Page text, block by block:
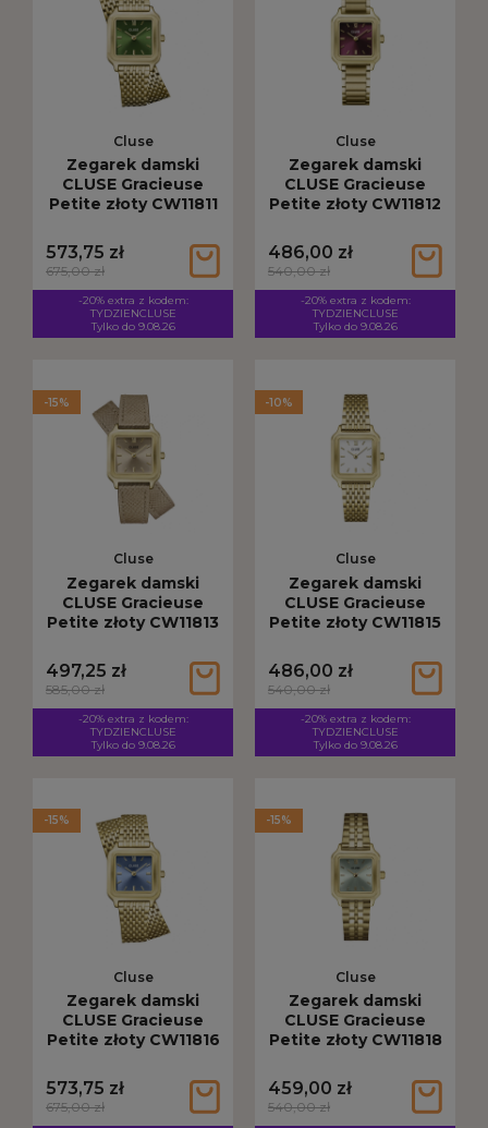
Cluse
Zegarek damski
CLUSE Gracieuse
Petite złoty CW11811
573,75 zł
675,00 zł
-20% extra z kodem:
TYDZIENCLUSE
Tylko do 9.08.26
Cluse
Zegarek damski
CLUSE Gracieuse
Petite złoty CW11812
486,00 zł
540,00 zł
-20% extra z kodem:
TYDZIENCLUSE
Tylko do 9.08.26
Cluse
Zegarek damski
CLUSE Gracieuse
Petite złoty CW11813
497,25 zł
585,00 zł
-20% extra z kodem:
TYDZIENCLUSE
Tylko do 9.08.26
-15%
Cluse
Zegarek damski
CLUSE Gracieuse
Petite złoty CW11815
486,00 zł
540,00 zł
-20% extra z kodem:
TYDZIENCLUSE
Tylko do 9.08.26
-10%
Cluse
Zegarek damski
CLUSE Gracieuse
Petite złoty CW11816
573,75 zł
675,00 zł
-15%
Cluse
Zegarek damski
CLUSE Gracieuse
Petite złoty CW11818
459,00 zł
540,00 zł
-15%